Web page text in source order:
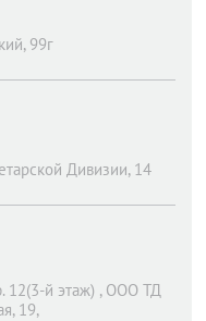
99г
Дивизии, 14
12(3-й этаж) , ООО ТД
19,